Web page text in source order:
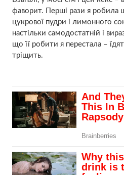
фаворит. Перші рази я робила
цукрової пудри і лимонного
настільки самодостатній і
що її робити я перестала –
тріщить.